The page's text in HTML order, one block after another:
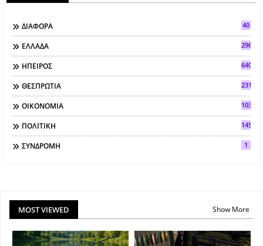
ΔΙΑΦΟΡΑ 40
ΕΛΛΑΔΑ 296
ΗΠΕΙΡΟΣ 640
ΘΕΣΠΡΩΤΙΑ 2317
ΟΙΚΟΝΟΜΙΑ 103
ΠΟΛΙΤΙΚΗ 145
ΣΥΝΔΡΟΜΗ 1
MOST VIEWED Show More